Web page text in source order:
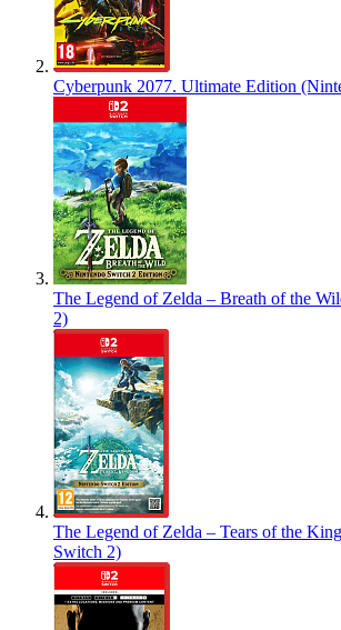
Cyberpunk 2077. Ultimate Edition
The Legend of Zelda – Breath of the
2)
The Legend of Zelda – Tears of the
Switch 2)